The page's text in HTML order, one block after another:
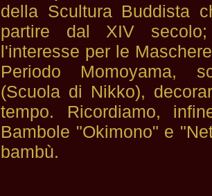
della Scultura Buddista
partire dal XIV
l'interesse per le
Periodo Momoyama,
(Scuola di Nikko),
tempo. Ricordiamo,
Bambole "Okimono" e
bambù.